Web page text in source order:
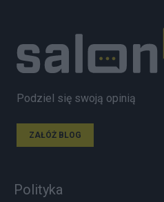
Podziel się swoją opinią
ZAŁÓŻ BLOG
Polityka